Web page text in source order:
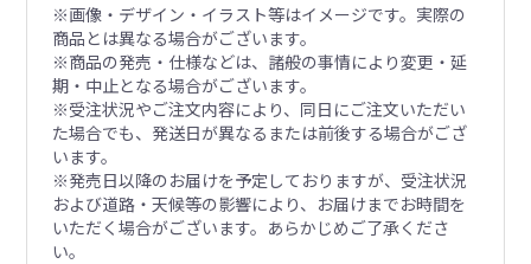
※画像・デザイン・イラスト等はイメージです。実際の
商品とは異なる場合がございます。
※商品の発売・仕様などは、諸般の事情により変更・延
期・中止となる場合がございます。
※受注状況やご注文内容により、同日にご注文いただい
た場合でも、発送日が異なるまたは前後する場合がござ
います。
※発売日以降のお届けを予定しておりますが、受注状況
および道路・天候等の影響により、お届けまでお時間を
いただく場合がございます。あらかじめご了承くださ
い。